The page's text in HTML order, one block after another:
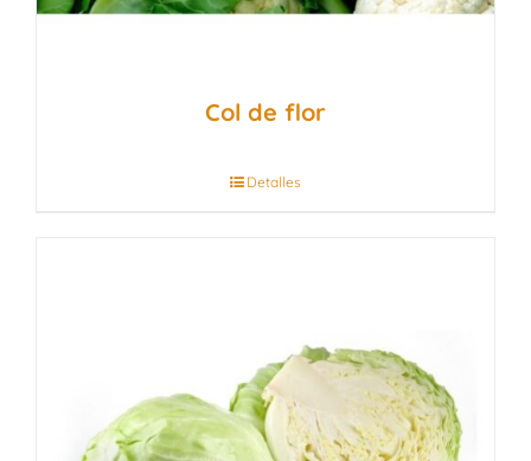
Col de flor
Detalles